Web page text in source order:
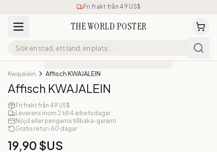
Fri frakt från 49 US$
THE WORLD POSTER
Kwajalein Affisch KWAJALEIN
Affisch KWAJALEIN
Fri frakt från 49 US$
Leverans inom 2 till 4 arbetsdagar
Nöjd eller pengarna tillbaka-garanti
Gratis retur i 60 dagar
19,90 $US